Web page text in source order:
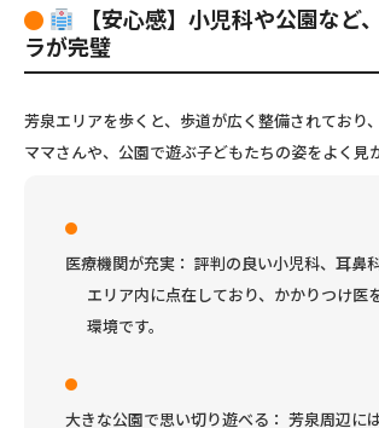
【安心感】小児科や公園など
ラが完璧
芳泉エリアを歩くと、歩道が広く整備されており
ママさんや、公園で遊ぶ子どもたちの姿をよく見
医療機関が充実： 評判の良い小児科、耳鼻
エリア内に点在しており、かかりつけ医
環境です。
大きな公園で思い切り遊べる： 芳泉周辺に